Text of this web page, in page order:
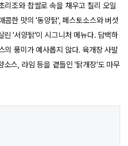
리조와 찹쌀로 속을 채우고 칠리 오일
콤한 맛의 '동양탉', 페스토소스와 버섯
린 '서양탉'이 시그니처 메뉴다. 담백하
의 풍미가 예사롭지 않다. 육개장 사발
소스, 라임 등을 곁들인 '탉개장'도 마무